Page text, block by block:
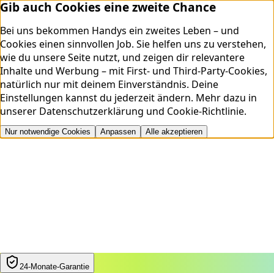
Gib auch Cookies eine zweite Chance
Bei uns bekommen Handys ein zweites Leben – und
Cookies einen sinnvollen Job. Sie helfen uns zu verstehen,
wie du unsere Seite nutzt, und zeigen dir relevantere
Inhalte und Werbung – mit First- und Third-Party-Cookies,
natürlich nur mit deinem Einverständnis. Deine
Einstellungen kannst du jederzeit ändern. Mehr dazu in
unserer Datenschutzerklärung und Cookie-Richtlinie.
Nur notwendige Cookies Anpassen Alle akzeptieren
24‑Monate‑Garantie